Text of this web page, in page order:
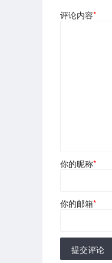
评论内容*
你的昵称*
你的邮箱*
提交评论